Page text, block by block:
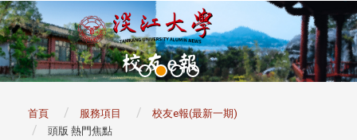
首頁 服務項目
校友e報(最新一期)
頭版 熱門焦點